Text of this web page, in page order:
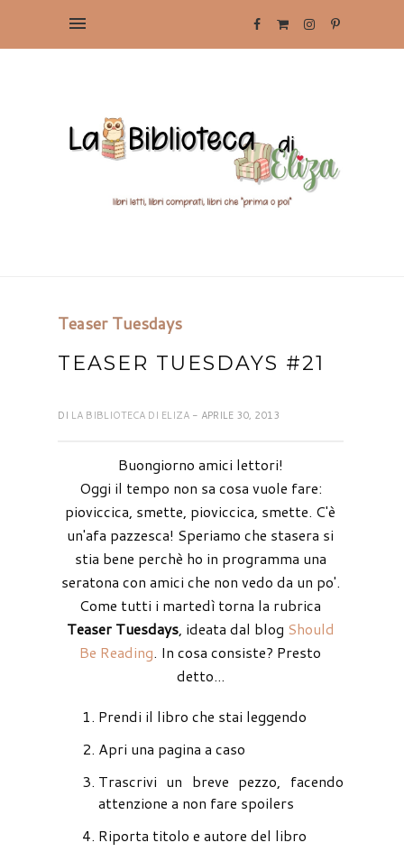
Teaser Tuesdays
TEASER TUESDAYS #21
DI LA BIBLIOTECA DI ELIZA - APRILE 30, 2013
Buongiorno amici lettori!
Oggi il tempo non sa cosa vuole fare:
pioviccica, smette, pioviccica, smette. C'è
un'afa pazzesca! Speriamo che stasera si
stia bene perchè ho in programma una
seratona con amici che non vedo da un po'.
Come tutti i martedì torna la rubrica
Teaser Tuesdays, ideata dal blog Should
Be Reading. In cosa consiste? Presto
detto...
Prendi il libro che stai leggendo
Apri una pagina a caso
Trascrivi un breve pezzo, facendo
attenzione a non fare spoilers
Riporta titolo e autore del libro